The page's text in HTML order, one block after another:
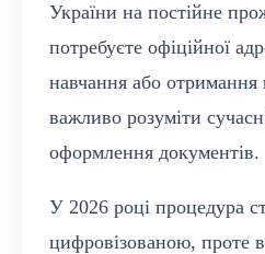
України на постійне
потребуєте офіційної
навчання або
важливо розуміти
оформлення документів.
У 2026 році процедура
цифровізованою, проте